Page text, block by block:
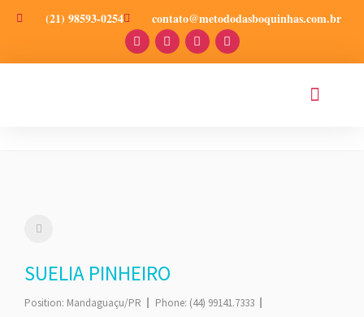
(21) 98593-0254 contato@metododasboquinhas.com.br
SUELIA PINHEIRO
Position: Mandaguaçu/PR Phone: (44) 99141.7333